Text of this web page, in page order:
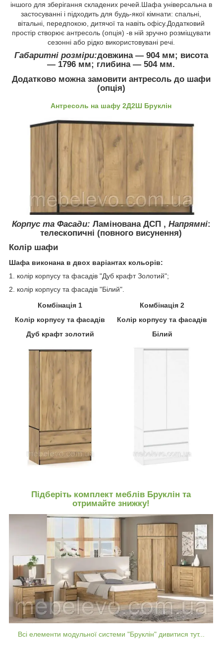
іншого для зберігання складених речей.Шафа універсальна в
застосуванні і підходить для будь-якої кімнати: спальні,
вітальні, передпокою, дитячої та навіть офісу.Додатковий
простір створює антресоль (опція) -в ній зручно розміщувати
сезонні або рідко використовувані речі.
Габаритні розміри:довжина ― 904 мм; висота
― 1796 мм; глибина ― 504 мм.
Додатково можна замовити антресоль до шафи
(опція)
Антресоль на шафу 2Д2Ш Бруклін
Корпус та Фасади: Ламінована ДСП , Напрямні:
телескопичні (повного висунення)
Колір шафи
Шафа виконана в двох варіантах кольорів:
1. колір корпусу та фасадів "Дуб крафт Золотий";
2. колір корпусу та фасадів "Білий".
Комбінація 1 Комбінація 2
Колір корпусу та фасадів
Колір корпусу та фасадів
Дуб крафт золотий
Білий
Підберіть комплект меблів Бруклін та
отримайте знижку!
Всі елементи модульної системи "Бруклін" дивитися тут.